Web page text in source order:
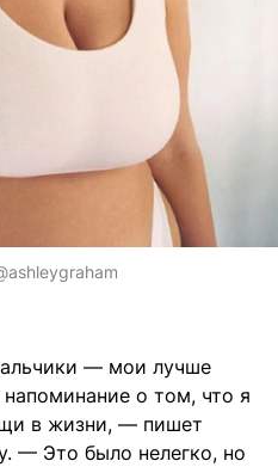
— мои лучше
о том, что я
в жизни, — пишет
— Это было нелегко, но